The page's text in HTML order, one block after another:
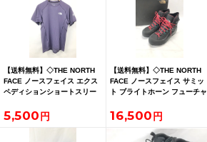
【送料無料】◇THE NORTH
FACE ノースフェイス エクス
ペディションショートスリー
NT12324 サイズS
5,500
【送料無料】◇THE NORTH
FACE ノースフェイス サミッ
ト ブライトホーン フューチャ
25.5 アルパインブーツ
16,500